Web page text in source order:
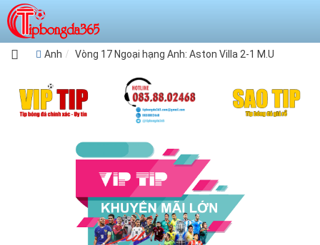
Anh Vòng 17 Ngoại hạng Anh: Aston Villa 2-1 M.U